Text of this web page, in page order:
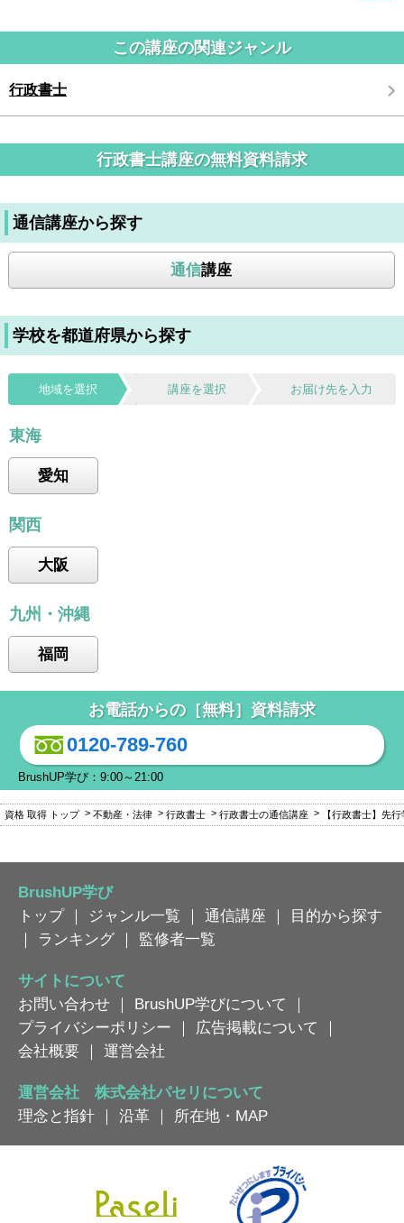
この講座の関連ジャンル
行政書士
行政書士講座の無料資料請求
通信講座から探す
通信講座
学校を都道府県から探す
地域を選択 講座を選択 お届け先を入力
東海
愛知
関西
大阪
九州・沖縄
福岡
お電話からの［無料］資料請求
0120-789-760
BrushUP学び：9:00～21:00
資格 取得 トップ 不動産・法律 行政書士 行政書士の通信講座 【行政書士】先
BrushUP学び
トップ｜ ジャンル一覧 ｜ 通信講座 ｜
目的から探す
｜
ランキング ｜ 監修者一覧
サイトについて
お問い合わせ ｜ BrushUP学びについて
｜
プライバシーポリシー ｜ 広告掲載について
｜
会社概要 ｜ 運営会社
運営会社 株式会社パセリについて
理念と指針 ｜ 沿革 ｜ 所在地・MAP